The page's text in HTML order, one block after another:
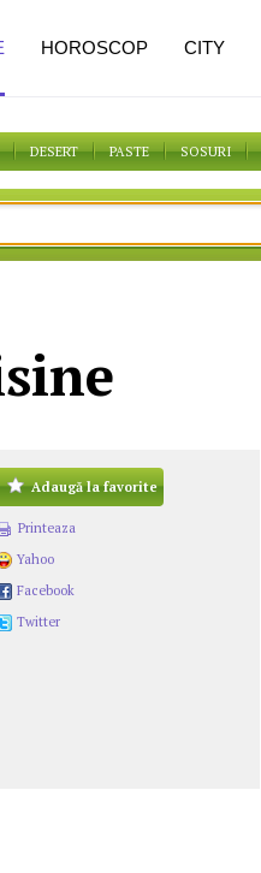
DESERT PASTE SOSURI
Adaugă la favorite
Printeaza
Yahoo
Facebook
Twitter
HOROSCOP CITY